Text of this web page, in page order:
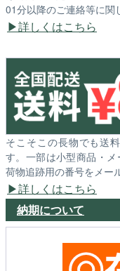
01分以降のご連絡等に関
詳しくはこちら
そこそこの長物でも送
す。一部は小型商品・
荷物追跡用の番号をメー
詳しくはこちら
納期について